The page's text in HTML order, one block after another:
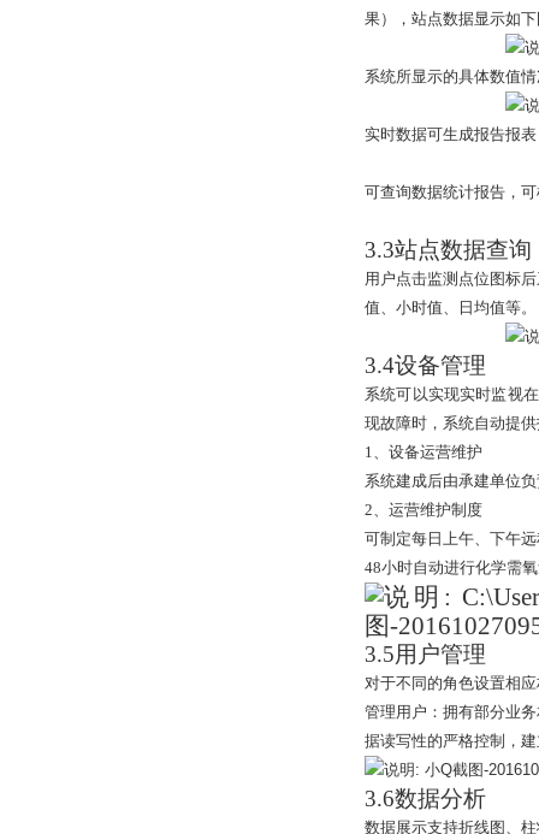
果），站点数据显示如
系统所显示的具体数值
实时数据可生成报告报
可查询数据统计报告，
3.3站点数据查询
用户点击监测点位图标
值、小时值、日均值等。
3.4设备管理
系统可以实现实时监视
现故障时，系统自动提
1、设备运营维护
系统建成后由承建单位
2、运营维护制度
可制定每日上午、下午
48小时自动进行化学需
3.5用户管理
对于不同的角色设置相
管理用户：拥有部分业
据读写性的严格控制，
3.6数据分析
数据展示支持折线图、